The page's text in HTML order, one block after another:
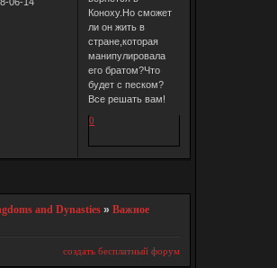
Коноху.Но сможет
ли он жить в
стране,которая
манипулировала
его братом?Что
будет с песком?
Все решать вам!
0
and Dynasties »Важное
создать бесплатный форум